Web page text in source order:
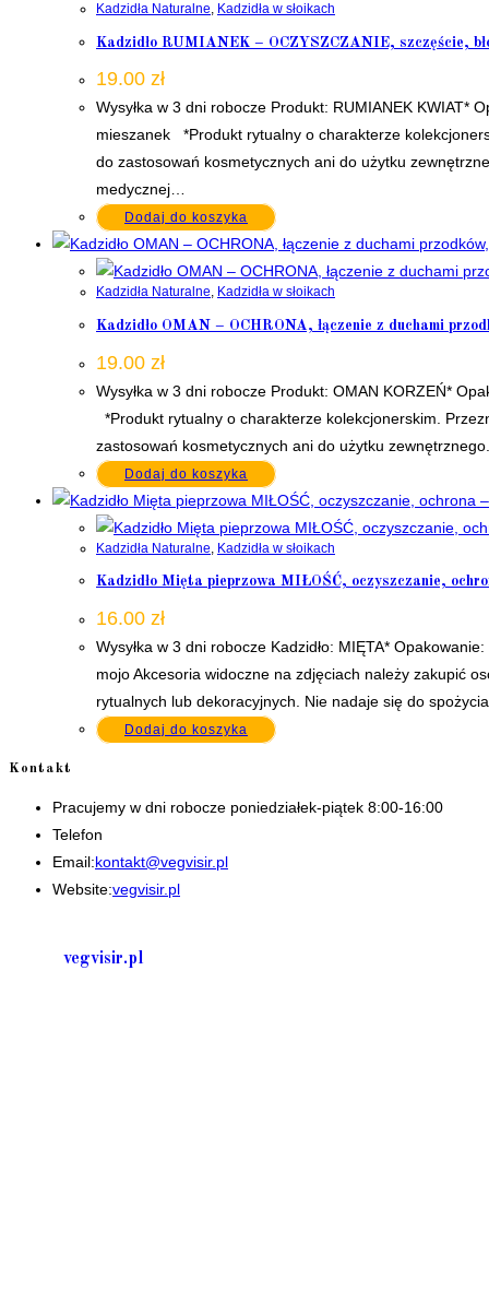
Kadzidła Naturalne, Kadzidła w słoikach
Kadzidło RUMIANEK – OCZYSZCZANIE, szczęście,
19.00 zł
Wysyłka w 3 dni robocze Produkt: RUMIANEK KWIAT*
mieszanek *Produkt rytualny o charakterze
do zastosowań kosmetycznych ani do użytku
medycznej…
Dodaj do koszyka
Kadzidła Naturalne, Kadzidła w słoikach
Kadzidło OMAN – OCHRONA, łączenie z duchami
19.00 zł
Wysyłka w 3 dni robocze Produkt: OMAN KORZEŃ*
*Produkt rytualny o charakterze kolekcjonerskim.
zastosowań kosmetycznych ani do użytku
Dodaj do koszyka
Kadzidła Naturalne Kadzidła w słoikach
Kadzidło Mięta pieprzowa MIŁOŚĆ, oczyszczanie,
16.00 zł
Wysyłka w 3 dni robocze Kadzidło: MIĘTA*
mojo Akcesoria widoczne na zdjęciach należy zakupić
rytualnych lub dekoracyjnych. Nie nadaje się do
Dodaj do koszyka
Kontakt
Pracujemy w dni robocze poniedziałek-piątek 8:00-16:00
Telefon
Email:kontakt@vegvisir.plOpens
Website:vegvisir.pl
vegvisir.pl